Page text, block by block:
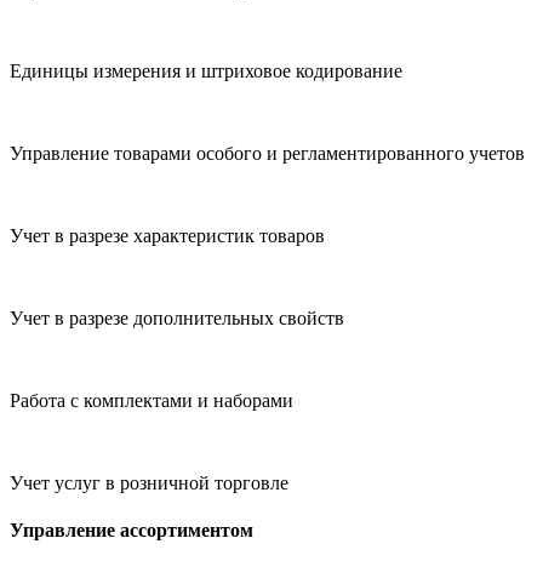
Единицы измерения и штриховое кодирование
Управление товарами особого и регламентированного учетов
Учет в разрезе характеристик товаров
Учет в разрезе дополнительных свойств
Работа с комплектами и наборами
Учет услуг в розничной торговле
Управление ассортиментом